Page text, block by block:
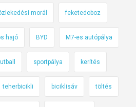
morál feketedoboz
hajó BYD M7-es autópálya
sportpálya kerítés
teherbicikli biciklisáv töltés